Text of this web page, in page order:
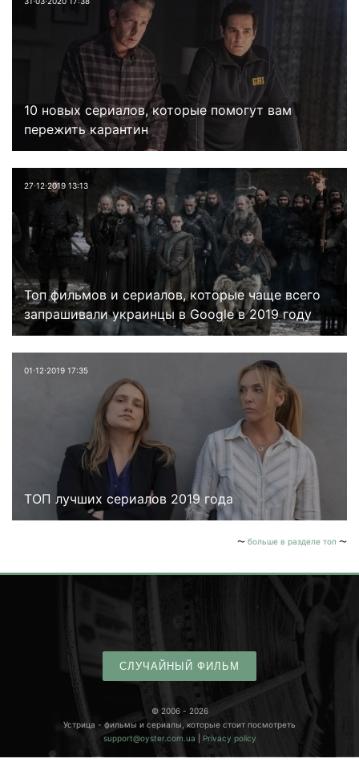
10 новых сериалов, которые помогут вам
пережить карантин
27⋅12⋅2019 13:13
Топ фильмов и сериалов, которые чаще всего
запрашивали украинцы в Google в 2019 году
01⋅12⋅2019 17:35
ТОП лучших сериалов 2019 года
больше в разделе топ
СЛУЧАЙНЫЙ ФИЛЬМ
© 2006 - 2026
Устрица - фильмы и сериалы, которые стоит посмотреть
support@oyster.com.ua
Privacy policy